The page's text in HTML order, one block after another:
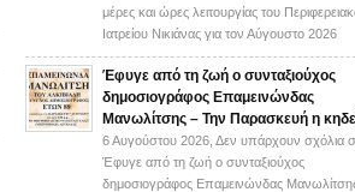
μέρες και ώρες λειτουργίας του
Ιατρείου Νικιάνας για τον Αύγουστο 2026
Έφυγε από τη ζωή ο συνταξιούχος
δημοσιογράφος Επαμεινώνδας
Μανωλίτσης – Την Παρασκευή η
6 Αυγούστου 2026, Δεν υπάρχουν σχόλια
Έφυγε από τη ζωή ο συνταξιούχος
δημοσιογράφος Επαμεινώνδας